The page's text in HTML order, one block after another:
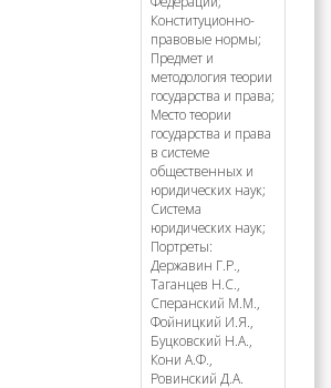
Конституционно-
правовые нормы;
Предмет и
методология теории
государства и права;
Место теории
государства и права
в системе
общественных и
юридических наук;
Система
юридических наук;
Портреты:
Державин Г.Р.,
Таганцев Н.С.,
Сперанский М.М.,
Фойницкий И.Я.,
Буцковский Н.А.,
Кони А.Ф.,
Ровинский Д.А.